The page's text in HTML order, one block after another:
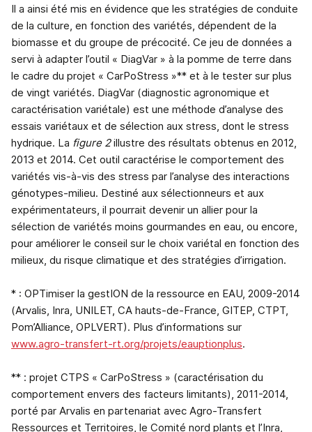
Il a ainsi été mis en évidence que les stratégies de conduite
de la culture, en fonction des variétés, dépendent de la
biomasse et du groupe de précocité. Ce jeu de données a
servi à adapter l’outil « DiagVar » à la pomme de terre dans
le cadre du projet « CarPoStress »** et à le tester sur plus
de vingt variétés. DiagVar (diagnostic agronomique et
caractérisation variétale) est une méthode d’analyse des
essais variétaux et de sélection aux stress, dont le stress
hydrique. La figure 2illustre des résultats obtenus en 2012,
2013 et 2014. Cet outil caractérise le comportement des
variétés vis-à-vis des stress par l’analyse des interactions
génotypes-milieu. Destiné aux sélectionneurs et aux
expérimentateurs, il pourrait devenir un allier pour la
sélection de variétés moins gourmandes en eau, ou encore,
pour améliorer le conseil sur le choix variétal en fonction des
milieux, du risque climatique et des stratégies d’irrigation.
* : OPTimiser la gestION de la ressource en EAU, 2009-2014
(Arvalis, Inra, UNILET, CA hauts-de-France, GITEP, CTPT,
Pom’Alliance, OPLVERT). Plus d’informations sur
www.agro-transfert-rt.org/projets/eauptionplus.
** : projet CTPS « CarPoStress » (caractérisation du
comportement envers des facteurs limitants), 2011-2014,
porté par Arvalis en partenariat avec Agro-Transfert
Ressources et Territoires, le Comité nord plants et l’Inra,